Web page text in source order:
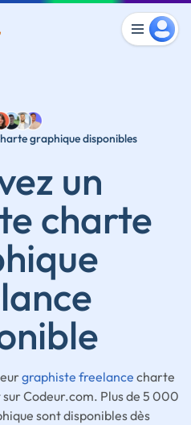
graphique disponibles
un
charte
graphiste freelance charte
Codeur.com. Plus de 5 000
sont disponibles dès